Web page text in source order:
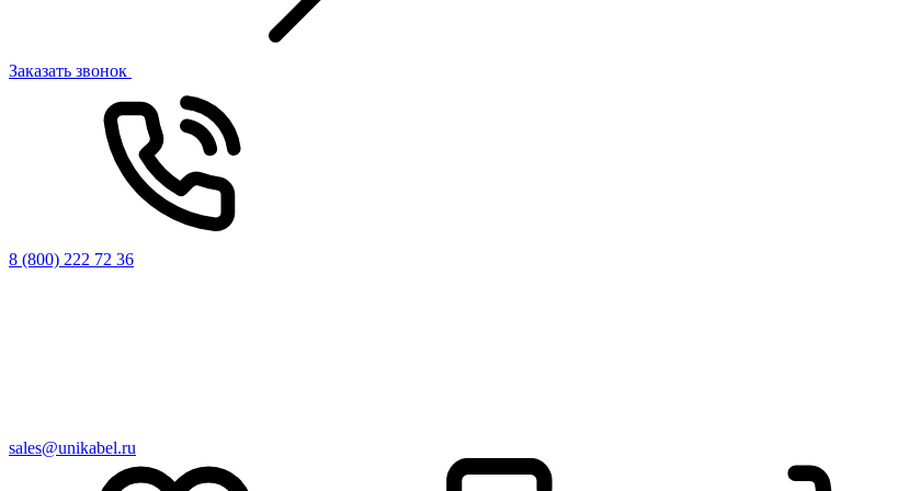
Заказать звонок
8 (800) 222 72 36
sales@unikabel.ru